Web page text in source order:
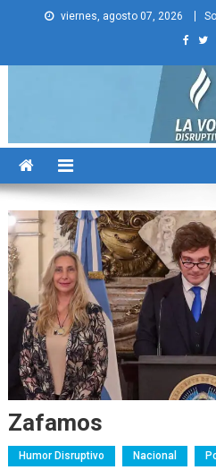
viernes, agosto 07, 2026
La Voz Disruptiva
Zafamos
Humor Disruptivo Nacional